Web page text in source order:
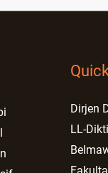
Dirjen
LL-